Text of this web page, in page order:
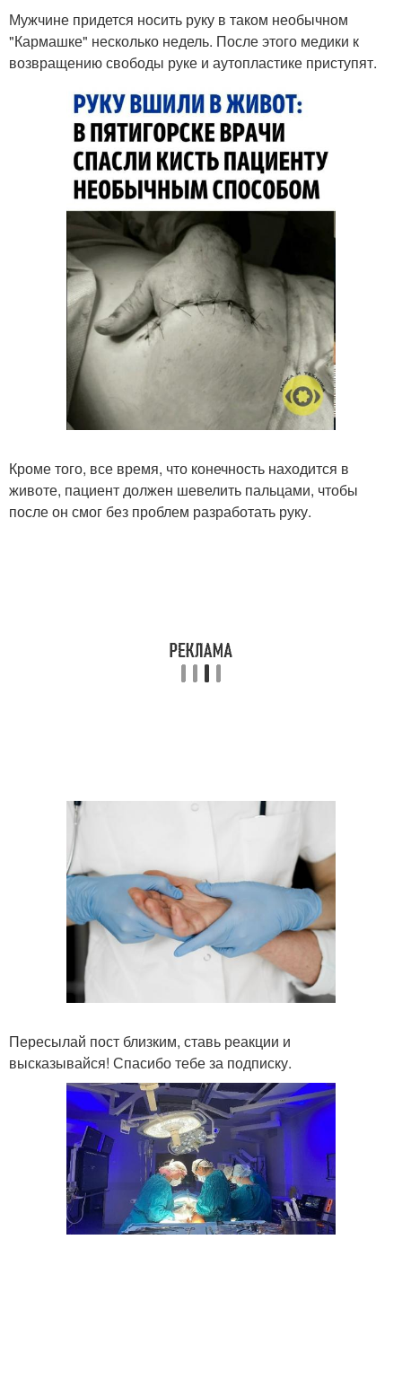
Мужчине придется носить руку в таком необычном
"Кармашке" несколько недель. После этого медики к
возвращению свободы руке и аутопластике приступят.
Кроме того, все время, что конечность находится в
животе, пациент должен шевелить пальцами, чтобы
после он смог без проблем разработать руку.
Пересылай пост близким, ставь реакции и
высказывайся! Спасибо тебе за подписку.